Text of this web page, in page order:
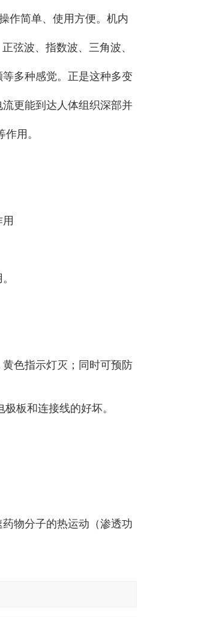
作简单、使用方便。机内
弦波、指数波、三角波、
多种感觉。正是这种多变
更能到达人体组织深部并
用。
色指示灯灭；同时可预防
板和连接线的好坏。
物分子的热运动（渗透功